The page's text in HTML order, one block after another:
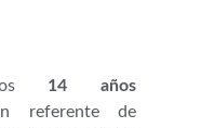
14 años
referente de